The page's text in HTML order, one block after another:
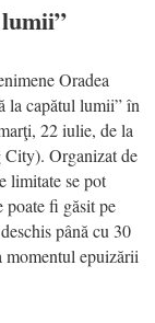
Oradea
la capătul lumii” în
22 iulie, de la
City). Organizat de
limitate se pot
fi găsit pe
până cu 30
momentul epuizării